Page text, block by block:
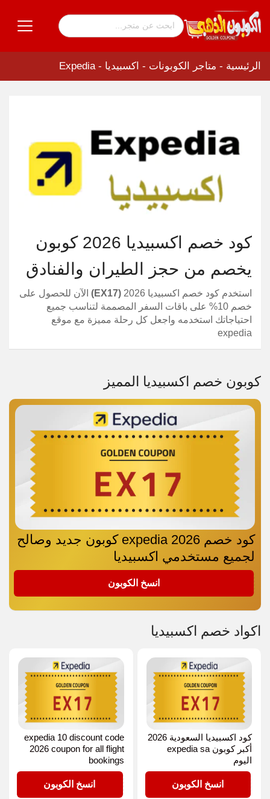
الرئيسية - متاجر الكوبونات - اكسبيديا - Expedia
كود خصم اكسبيديا 2026 كوبون
يخصم من حجز الطيران والفنادق
استخدم كود خصم اكسبيديا 2026 (EX17)
الآن للحصول على
خصم 10% على باقات السفر المصممة لتناسب جميع
احتياجاتك استخدمه واجعل كل رحلة مميزة مع موقع
expedia
كوبون خصم اكسبيديا المميز
كود خصم expedia 2026 كوبون جديد وصالح
لجميع مستخدمي اكسبيديا
انسخ الكوبون
اكواد خصم اكسبيديا
كود اكسبيديا السعودية 2026
أكبر كوبون expedia sa
اليوم
EX17انسخ الكوبون
expedia 10 discount code
2026 coupon for all flight
bookings
EX17انسخ الكوبون